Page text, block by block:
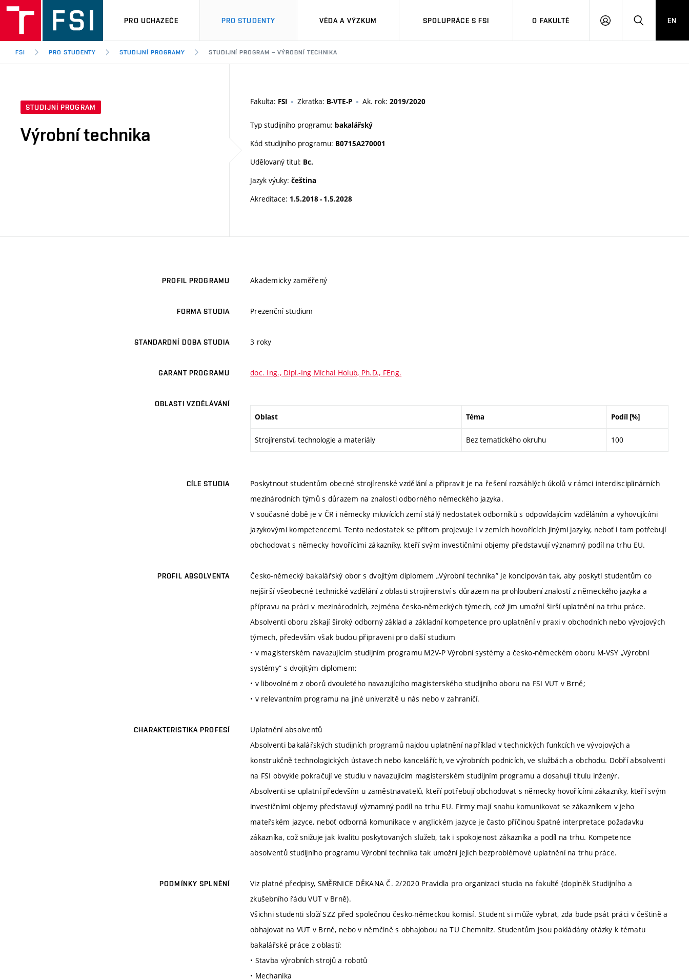
PRO UCHAZEČE PRO STUDENTY VĚDA A VÝZKUM SPOLUPRÁCE S FSI O FAKULTĚ
PŘIHLÁŠENÍHLEDAT
EN
FSI PRO STUDENTY STUDIJNÍ PROGRAMY STUDIJNÍ PROGRAM – VÝROBNÍ TECHNIKA
STUDIJNÍ PROGRAM
Výrobní technika
Fakulta: FSI Zkratka: B-VTE-P Ak. rok: 2019/2020
Typ studijního programu: bakalářský
Kód studijního programu: B0715A270001
Udělovaný titul: Bc.
Jazyk výuky: čeština
Akreditace: 1.5.2018 - 1.5.2028
PROFIL PROGRAMU Akademicky zaměřený
FORMA STUDIA Prezenční studium
STANDARDNÍ DOBA STUDIA 3 roky
GARANT PROGRAMU doc. Ing., Dipl.-Ing Michal Holub, Ph.D., FEng.
OBLASTI VZDĚLÁVÁNÍ
Oblast Téma Podíl [%]
Strojírenství, technologie a materiály Bez tematického okruhu 100
CÍLE STUDIA
Poskytnout studentům obecné strojírenské vzdělání a připravit je na řešení rozsáhlých úkolů v rámci interdisciplinárních
mezinárodních týmů s důrazem na znalosti odborného německého jazyka.
V současné době je v ČR i německy mluvících zemí stálý nedostatek odborníků s odpovídajícím vzděláním a vyhovujícími
jazykovými kompetencemi. Tento nedostatek se přitom projevuje i v zemích hovořících jinými jazyky, neboť i tam potřebují
obchodovat s německy hovořícími zákazníky, kteří svým investičními objemy představují významný podíl na trhu EU.
PROFIL ABSOLVENTA
Česko-německý bakalářský obor s dvojitým diplomem „Výrobní technika” je koncipován tak, aby poskytl studentům co
nejširší všeobecné technické vzdělání z oblasti strojírenství s důrazem na prohloubení znalostí z německého jazyka a
přípravu na práci v mezinárodních, zejména česko-německých týmech, což jim umožní širší uplatnění na trhu práce.
Absolventi oboru získají široký odborný základ a základní kompetence pro uplatnění v praxi v obchodních nebo vývojových
týmech, především však budou připraveni pro další studium
• v magisterském navazujícím studijním programu M2V-P Výrobní systémy a česko-německém oboru M-VSY „Výrobní
systémy“ s dvojitým diplomem;
• v libovolném z oborů dvouletého navazujícího magisterského studijního oboru na FSI VUT v Brně;
• v relevantním programu na jiné univerzitě u nás nebo v zahraničí.
CHARAKTERISTIKA PROFESÍ
Uplatnění absolventů
Absolventi bakalářských studijních programů najdou uplatnění například v technických funkcích ve vývojových a
konstrukčně technologických ústavech nebo kancelářích, ve výrobních podnicích, ve službách a obchodu. Dobří absolventi
na FSI obvykle pokračují ve studiu v navazujícím magisterském studijním programu a dosahují titulu inženýr.
Absolventi se uplatní především u zaměstnavatelů, kteří potřebují obchodovat s německy hovořícími zákazníky, kteří svým
investičními objemy představují významný podíl na trhu EU. Firmy mají snahu komunikovat se zákazníkem v jeho
mateřském jazyce, neboť odborná komunikace v anglickém jazyce je často příčinou špatné interpretace požadavku
zákazníka, což snižuje jak kvalitu poskytovaných služeb, tak i spokojenost zákazníka a podíl na trhu. Kompetence
absolventů studijního programu Výrobní technika tak umožní jejich bezproblémové uplatnění na trhu práce.
PODMÍNKY SPLNĚNÍ
Viz platné předpisy, SMĚRNICE DĚKANA Č. 2/2020 Pravidla pro organizaci studia na fakultě (doplněk Studijního a
zkušebního řádu VUT v Brně).
Všichni studenti složí SZZ před společnou česko-německou komisí. Student si může vybrat, zda bude psát práci v češtině a
obhajovat na VUT v Brně, nebo v němčině s obhajobou na TU Chemnitz. Studentům jsou pokládány otázky k tématu
bakalářské práce z oblastí:
• Stavba výrobních strojů a robotů
• Mechanika